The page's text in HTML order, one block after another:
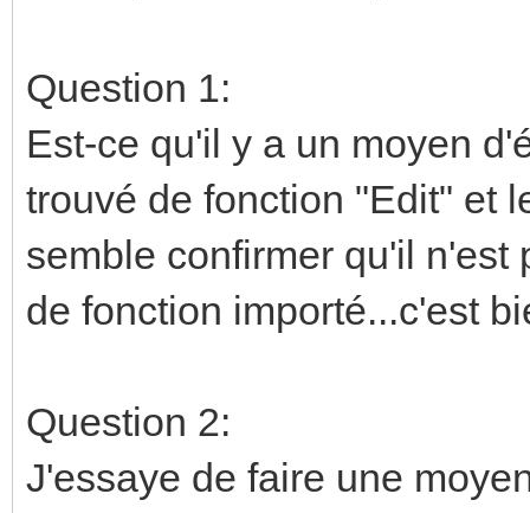
Question 1:
Est-ce qu'il y a un moyen
trouvé de fonction "Edit" et
semble confirmer qu'il
de fonction importé...c'est
Question 2:
J'essaye de faire une